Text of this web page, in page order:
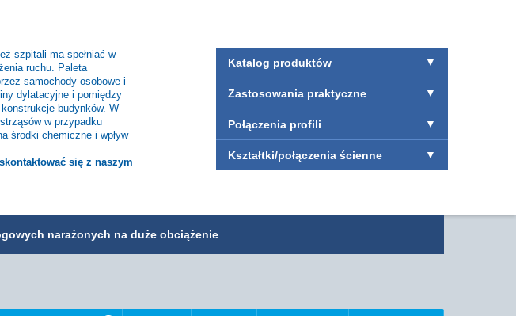
szpitali ma spełniać w
ruchu. Paleta
samochody osobowe i
dylatacyjne i pomiędzy
budynków. W
w przypadku
środki chemiczne i wpływ
się z naszym
Katalog produktów
Zastosowania praktyczne
Połączenia profili
Kształtki/połączenia ścienne
narażonych na duże obciążenie